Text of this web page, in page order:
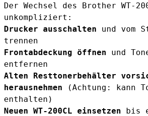
Der Wechsel des Brother WT-
unkompliziert:
Drucker ausschalten und vom
trennen
Frontabdeckung öffnen und
entfernen
Alten Resttonerbehälter
herausnehmen (Achtung: kann
enthalten)
Neuen WT-200CL einsetzen bis